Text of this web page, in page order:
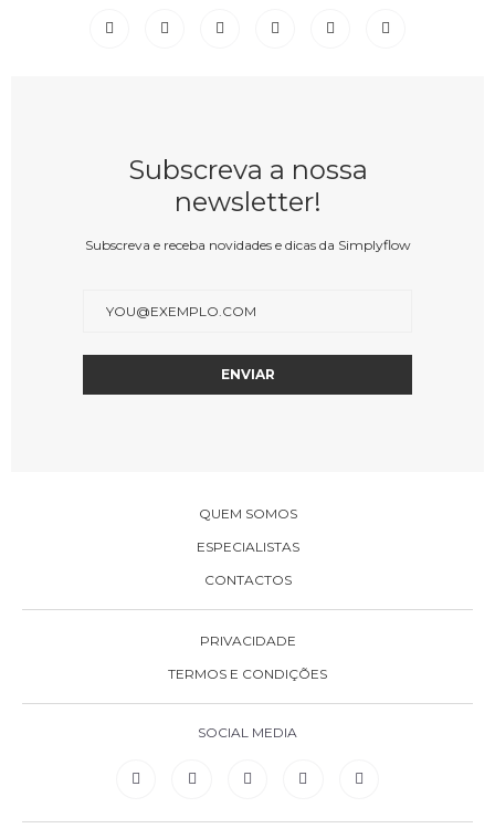
Subscreva a nossa
newsletter!
Subscreva e receba novidades e dicas da Simplyflow
QUEM SOMOS
ESPECIALISTAS
CONTACTOS
PRIVACIDADE
TERMOS E CONDIÇÕES
SOCIAL MEDIA